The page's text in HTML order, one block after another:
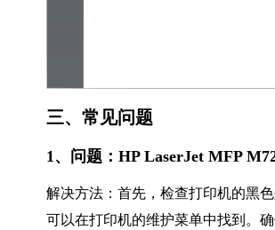
三、常见问题
1、问题：HP LaserJet MFP
解决方法：首先，检查打印机的黑
可以在打印机的维护菜单中找到。